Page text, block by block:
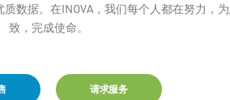
数据。在INOVA，我们每个人都在努力，
致，完成使命。
请求服务